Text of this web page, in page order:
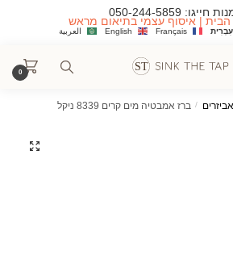
חייגו: 050-244-5859
| איסוף עצמי בתיאום מראש
العربية English Français עִבְרִית
0
/ ברז אמבטיה מים קרים 8339 ניקל